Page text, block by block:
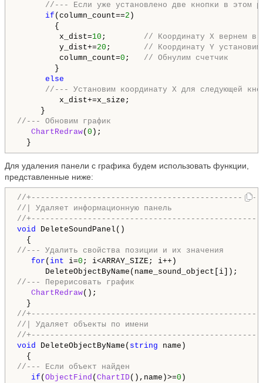
//--- Если уже установлено две кнопки в этом
if (column_count==2 )
{
x_dist=10 ; // Координату X вернем в
y_dist+=20 ; // Координату Y
column_count=0 ; // Обнулим счетчик
}
else
//--- Установим координату X для следующей
x_dist+=x_size;
//--- Обновим график
ChartRedraw( 0 );
}
Для удаления панели с графика будем использовать функции,
представленные ниже:
//
//| Удаляет информационную панель
//
void DeleteSoundPanel()
//--- Удалить свойства позиции и их значения
for ( int i=0 ; i<ARRAY_SIZE; i++)
//--- Перерисовать график
ChartRedraw();
//
//| Удаляет объекты по имени
//
void DeleteObjectByName( string name)
//--- Если объект найден
if ( ObjectFind ( ChartID(),name)>=0 )